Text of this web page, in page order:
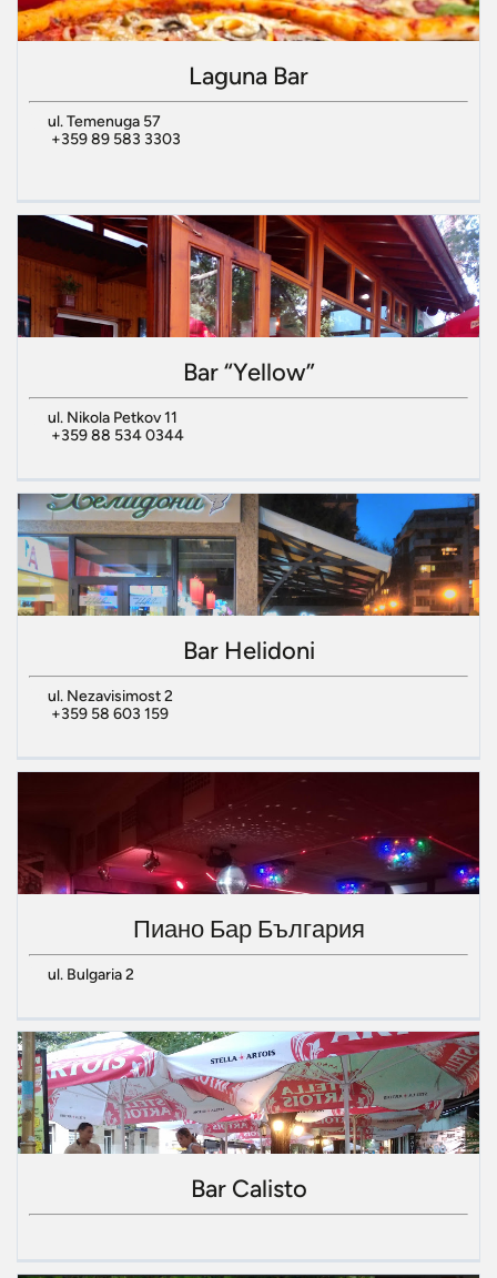
Laguna Bar
ul. Temenuga 57
+359 89 583 3303
Bar “Yellow”
ul. Nikola Petkov 11
+359 88 534 0344
Bar Helidoni
ul. Nezavisimost 2
+359 58 603 159
Пиано Бар България
ul. Bulgaria 2
Bar Calisto